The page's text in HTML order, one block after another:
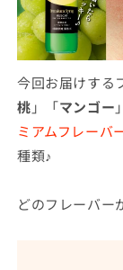
今回お届けする
桃 」「マンゴー
ミアムフレーバ
種類♪
どのフレーバー